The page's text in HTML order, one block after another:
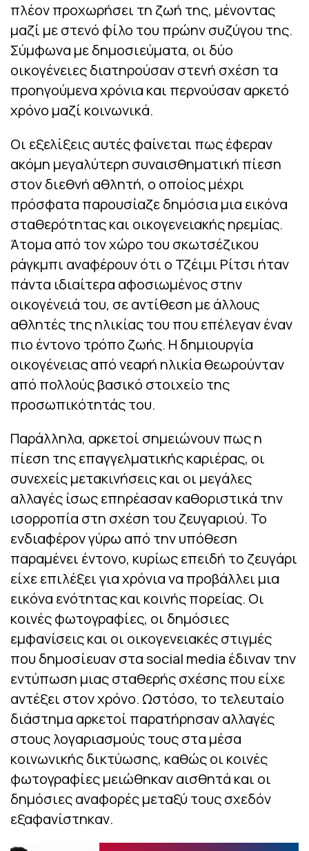
πλέον προχωρήσει τη ζωή της, μένοντας
μαζί με στενό φίλο του πρώην συζύγου της.
Σύμφωνα με δημοσιεύματα, οι δύο
οικογένειες διατηρούσαν στενή σχέση τα
προηγούμενα χρόνια και περνούσαν αρκετό
χρόνο μαζί κοινωνικά.
Οι εξελίξεις αυτές φαίνεται πως έφεραν
ακόμη μεγαλύτερη συναισθηματική πίεση
στον διεθνή αθλητή, ο οποίος μέχρι
πρόσφατα παρουσίαζε δημόσια μια εικόνα
σταθερότητας και οικογενειακής ηρεμίας.
Άτομα από τον χώρο του σκωτσέζικου
ράγκμπι αναφέρουν ότι ο Τζέιμι Ρίτσι ήταν
πάντα ιδιαίτερα αφοσιωμένος στην
οικογένειά του, σε αντίθεση με άλλους
αθλητές της ηλικίας του που επέλεγαν έναν
πιο έντονο τρόπο ζωής. Η δημιουργία
οικογένειας από νεαρή ηλικία θεωρούνταν
από πολλούς βασικό στοιχείο της
προσωπικότητάς του.
Παράλληλα, αρκετοί σημειώνουν πως η
πίεση της επαγγελματικής καριέρας, οι
συνεχείς μετακινήσεις και οι μεγάλες
αλλαγές ίσως επηρέασαν καθοριστικά την
ισορροπία στη σχέση του ζευγαριού. Το
ενδιαφέρον γύρω από την υπόθεση
παραμένει έντονο, κυρίως επειδή το ζευγάρι
είχε επιλέξει για χρόνια να προβάλλει μια
εικόνα ενότητας και κοινής πορείας. Οι
κοινές φωτογραφίες, οι δημόσιες
εμφανίσεις και οι οικογενειακές στιγμές
που δημοσίευαν στα social media έδιναν την
εντύπωση μιας σταθερής σχέσης που είχε
αντέξει στον χρόνο. Ωστόσο, το τελευταίο
διάστημα αρκετοί παρατήρησαν αλλαγές
στους λογαριασμούς τους στα μέσα
κοινωνικής δικτύωσης, καθώς οι κοινές
φωτογραφίες μειώθηκαν αισθητά και οι
δημόσιες αναφορές μεταξύ τους σχεδόν
εξαφανίστηκαν.